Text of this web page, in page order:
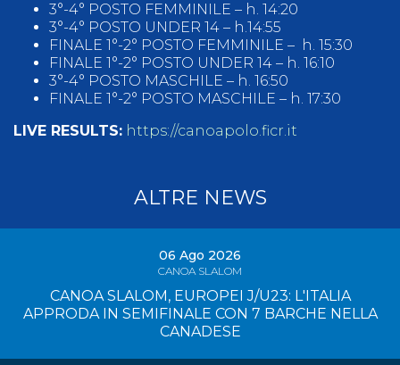
3°-4° POSTO FEMMINILE – h. 14:20
3°-4° POSTO UNDER 14 – h.14:55
FINALE 1°-2° POSTO FEMMINILE – h. 15:30
FINALE 1°-2° POSTO UNDER 14 – h. 16:10
3°-4° POSTO MASCHILE – h. 16:50
FINALE 1°-2° POSTO MASCHILE – h. 17:30
LIVE RESULTS: https://canoapolo.ficr.it
ALTRE NEWS
06 Ago 2026
CANOA SLALOM
CANOA SLALOM, EUROPEI J/U23: L'ITALIA
APPRODA IN SEMIFINALE CON 7 BARCHE NELLA
CANADESE